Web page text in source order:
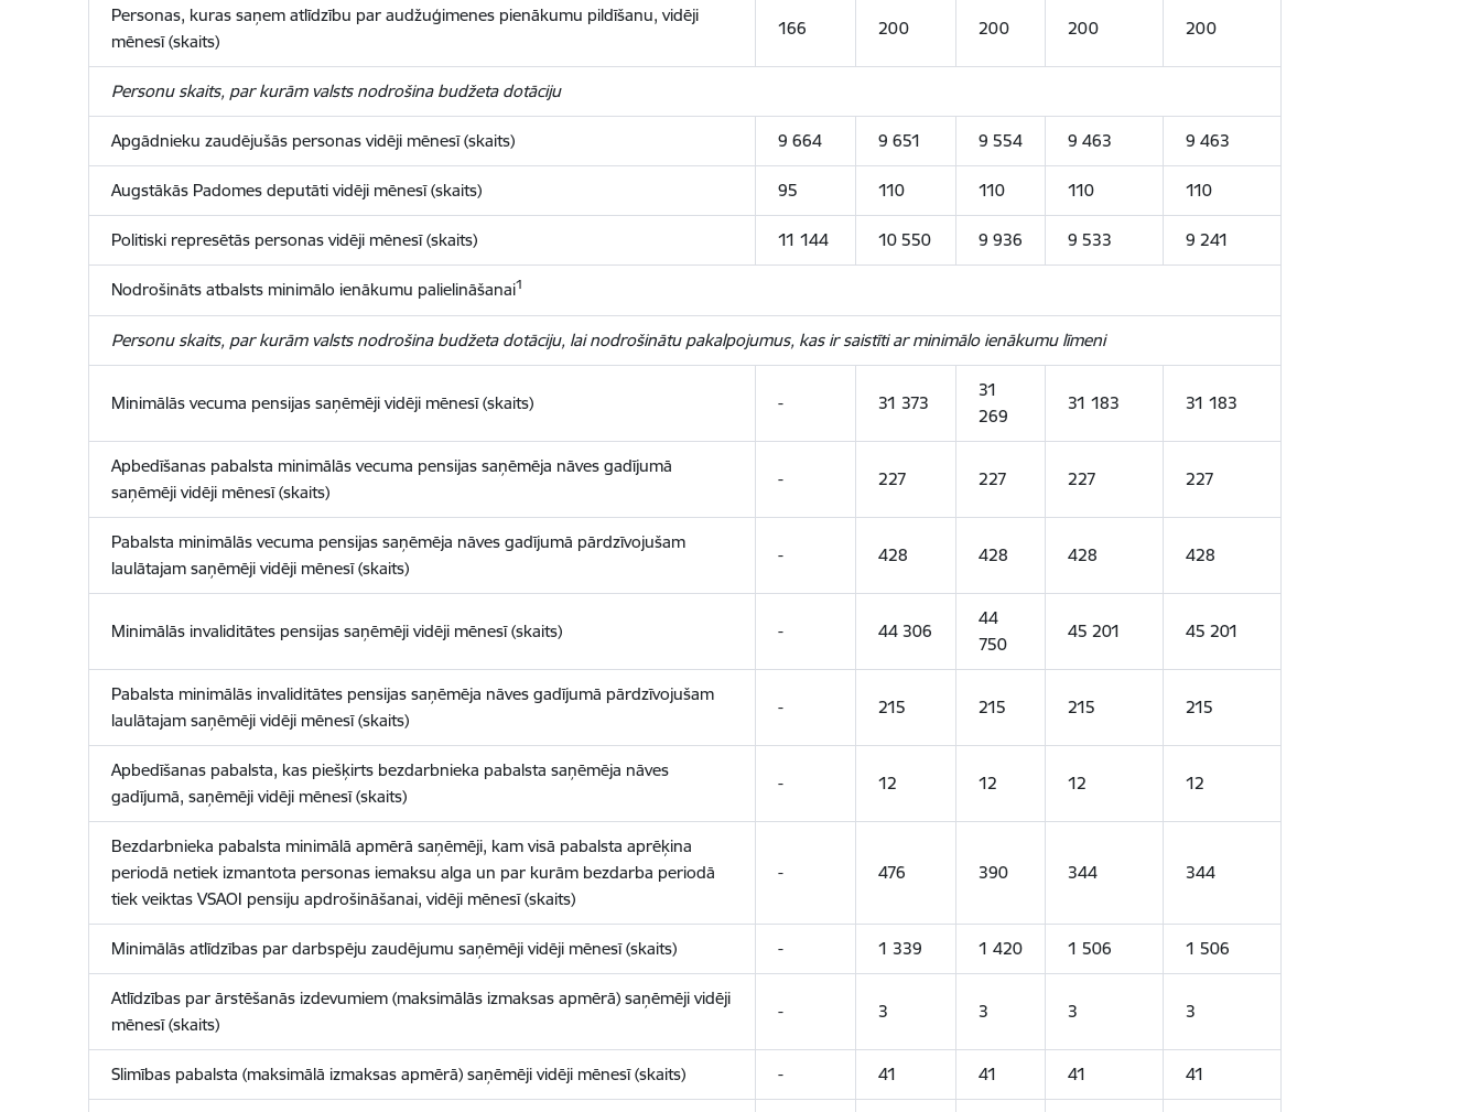
Personas, kuras saņem atlīdzību par audžuģimenes pienākumu pildīšanu, vidēji
mēnesī (skaits)
166 200 200 200 200
Personu skaits, par kurām valsts nodrošina budžeta dotāciju
Apgādnieku zaudējušās personas vidēji mēnesī (skaits) 9 664 9 651 9 554 9 463 9 463
Augstākās Padomes deputāti vidēji mēnesī (skaits) 95 110 110 110 110
Politiski represētās personas vidēji mēnesī (skaits) 11 144 10 550 9 936 9 533 9 241
Nodrošināts atbalsts minimālo ienākumu palielināšanai1
Personu skaits, par kurām valsts nodrošina budžeta dotāciju, lai nodrošinātu pakalpojumus, kas ir saistīti ar minimālo ienākumu līmeni
Minimālās vecuma pensijas saņēmēji vidēji mēnesī (skaits) - 31 373
31
269
31 183 31 183
Apbedīšanas pabalsta minimālās vecuma pensijas saņēmēja nāves gadījumā
saņēmēji vidēji mēnesī (skaits)
- 227 227 227 227
Pabalsta minimālās vecuma pensijas saņēmēja nāves gadījumā pārdzīvojušam
laulātajam saņēmēji vidēji mēnesī (skaits)
- 428 428 428 428
Minimālās invaliditātes pensijas saņēmēji vidēji mēnesī (skaits) - 44 306
44
750
45 201 45 201
Pabalsta minimālās invaliditātes pensijas saņēmēja nāves gadījumā pārdzīvojušam
laulātajam saņēmēji vidēji mēnesī (skaits)
- 215 215 215 215
Apbedīšanas pabalsta, kas piešķirts bezdarbnieka pabalsta saņēmēja nāves
gadījumā, saņēmēji vidēji mēnesī (skaits)
- 12 12 12 12
Bezdarbnieka pabalsta minimālā apmērā saņēmēji, kam visā pabalsta aprēķina
periodā netiek izmantota personas iemaksu alga un par kurām bezdarba periodā
tiek veiktas VSAOI pensiju apdrošināšanai, vidēji mēnesī (skaits)
- 476 390 344 344
Minimālās atlīdzības par darbspēju zaudējumu saņēmēji vidēji mēnesī (skaits) - 1 339 1 420 1 506 1 506
Atlīdzības par ārstēšanās izdevumiem (maksimālās izmaksas apmērā) saņēmēji vidēji
mēnesī (skaits)
- 3 3 3 3
Slimības pabalsta (maksimālā izmaksas apmērā) saņēmēji vidēji mēnesī (skaits) - 41 41 41 41